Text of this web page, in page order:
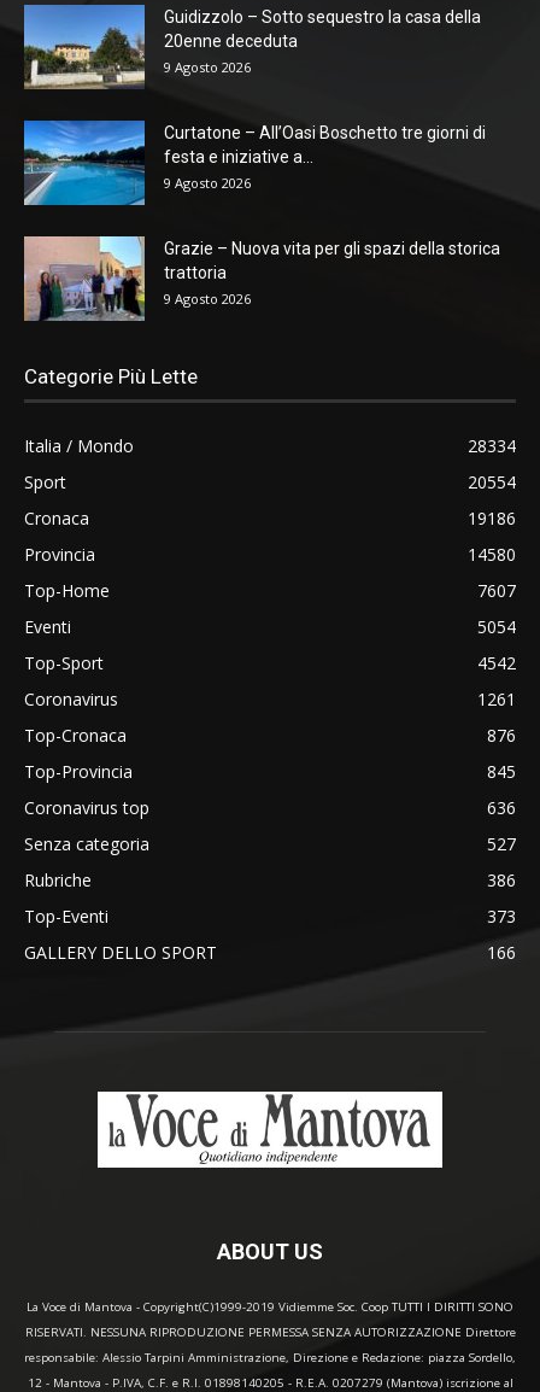
Guidizzolo – Sotto sequestro la casa della
20enne deceduta
9 Agosto 2026
Curtatone – All’Oasi Boschetto tre giorni di
festa e iniziative a...
9 Agosto 2026
Grazie – Nuova vita per gli spazi della storica
trattoria
9 Agosto 2026
Categorie Più Lette
Italia / Mondo
28334
Sport
20554
Cronaca
19186
Provincia
14580
Top-Home
7607
Eventi
5054
Top-Sport
4542
Coronavirus
1261
Top-Cronaca
876
Top-Provincia
845
Coronavirus top
636
Senza categoria
527
Rubriche
386
Top-Eventi
373
GALLERY DELLO SPORT
166
ABOUT US
La Voce di Mantova - Copyright(C)1999-2019 Vidiemme Soc. Coop TUTTI I DIRITTI SONO
RISERVATI. NESSUNA RIPRODUZIONE PERMESSA SENZA AUTORIZZAZIONE Direttore
responsabile: Alessio Tarpini Amministrazione, Direzione e Redazione: piazza Sordello,
12 - Mantova - P.IVA, C.F. e R.I. 01898140205 - R.E.A. 0207279 (Mantova) iscrizione al